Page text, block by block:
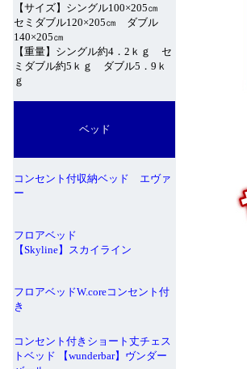
【サイズ】シングル100×205㎝
セミダブル120×205㎝ ダブル
140×205㎝
【重量】シングル約4．2ｋｇ セ
ミダブル約5ｋｇ ダブル5．9ｋ
ｇ
ベッド
コンセント付収納ベッド エヴァ
ー
フロアベッド
【Skyline】スカイライン
フロアベッドW.coreコンセント付
き
コンセント付きショート丈チェス
トベッド 【wunderbar】ヴンダー